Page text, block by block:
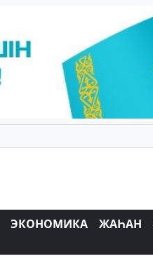
ЭКОНОМИКА ЖАҺАН